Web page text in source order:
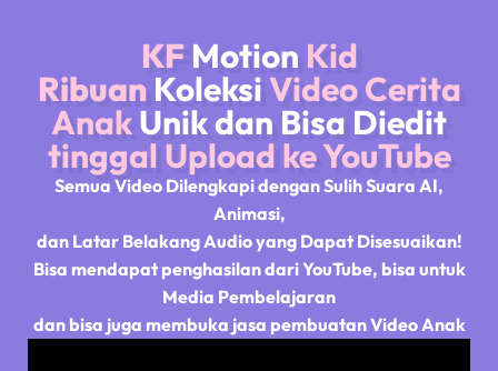
KF Motion Kid
Ribuan KoleksiVideo Cerita
AnakUnik dan Bisa Diedit
tinggal Upload ke YouTube
Semua Video Dilengkapi dengan Sulih Suara AI,
Animasi,
dan Latar Belakang Audio yang Dapat Disesuaikan!
Bisa mendapat penghasilan dari YouTube, bisa untuk
Media Pembelajaran
dan bisa juga membuka jasa pembuatan Video Anak